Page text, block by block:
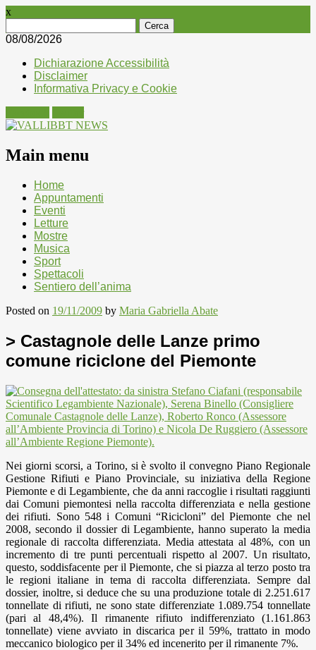
x
per:
08/08/2026
Dichiarazione Accessibilità
Disclaimer
Informativa Privacy e Cookie
Main menu
Skip
content
Home
Appuntamenti
Eventi
Letture
Mostre
Musica
Sport
Spettacoli
Sentiero dell’anima
Posted on 19/11/2009 by Maria Gabriella Abate
> Castagnole delle Lanze primo
comune riciclone del Piemonte
Nei giorni scorsi, a Torino, si è svolto il convegno Piano Regionale
Gestione Rifiuti e Piano Provinciale, su iniziativa della Regione
Piemonte e di Legambiente, che da anni raccoglie i risultati raggiunti
dai Comuni piemontesi nella raccolta differenziata e nella gestione
dei rifiuti. Sono 548 i Comuni “Ricicloni” del Piemonte che nel
2008, secondo il dossier di Legambiente, hanno superato la media
regionale di raccolta differenziata. Media attestata al 48%, con un
incremento di tre punti percentuali rispetto al 2007. Un risultato,
questo, soddisfacente per il Piemonte, che si piazza al terzo posto tra
le regioni italiane in tema di raccolta differenziata. Sempre dal
dossier, inoltre, si deduce che su una produzione totale di 2.251.617
tonnellate di rifiuti, ne sono state differenziate 1.089.754 tonnellate
(pari al 48,4%). Il rimanente rifiuto indifferenziato (1.161.863
tonnellate) viene avviato in discarica per il 59%, trattato in modo
meccanico biologico per il 34% ed incenerito per il rimanente 7%.